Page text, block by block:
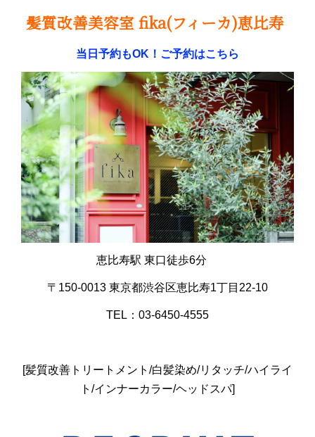
髪質改善美容室 fika(フィーカ)恵比寿
当日予約もOK！ご予約はこちら
恵比寿駅 東口徒歩6分
〒150-0013 東京都渋谷区恵比寿1丁目22-10
TEL：03-6450-4555
[髪質改善トリートメント/白髪染め/リタッチ/ハイライ
ト/インナーカラー/ヘッドスパ]